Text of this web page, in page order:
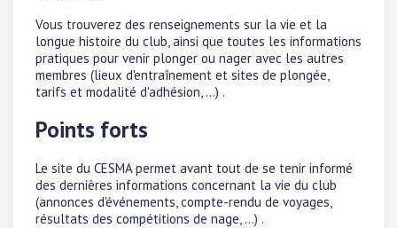
Vous trouverez des renseignements sur la vie et la
longue histoire du club, ainsi que toutes les informations
pratiques pour venir plonger ou nager avec les autres
membres (lieux d'entraînement et sites de plongée,
tarifs et modalité d'adhésion, ...) .
Points forts
Le site du CESMA permet avant tout de se tenir informé
des dernières informations concernant la vie du club
(annonces d'événements, compte-rendu de voyages,
résultats des compétitions de nage, ...) .